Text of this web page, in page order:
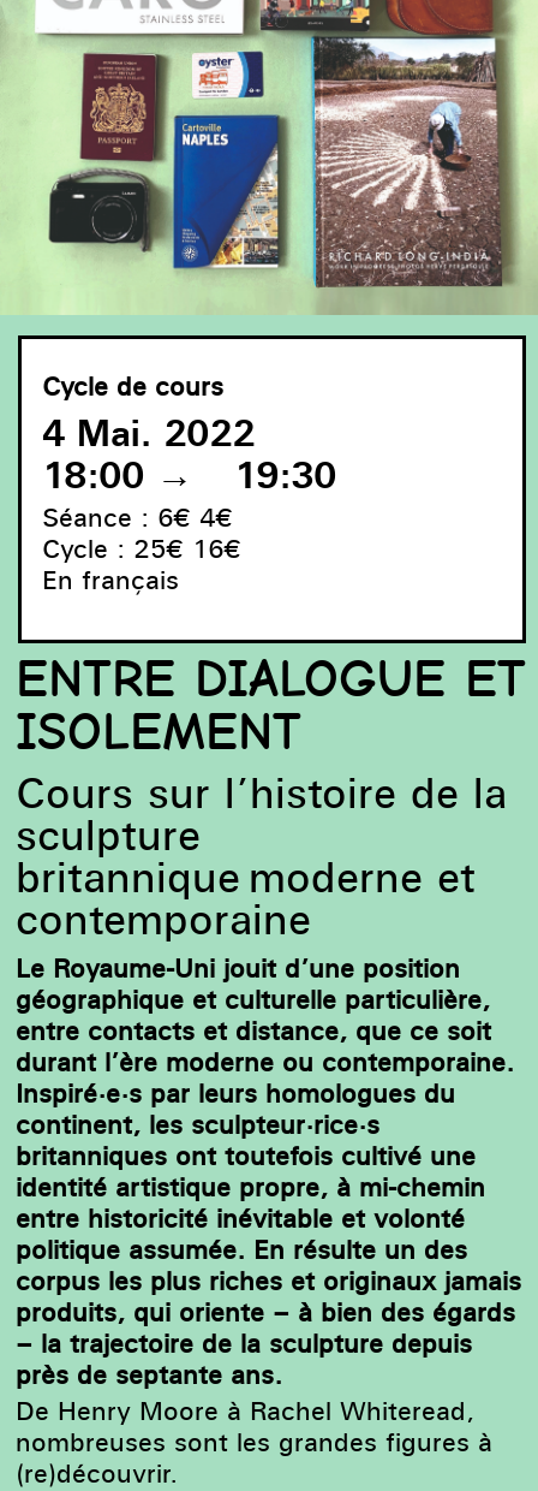
Cycle de cours
4 Mai. 2022
18:00 → 19:30
Séance : 6€ 4€
Cycle : 25€ 16€
En français
ENTRE DIALOGUE ET
ISOLEMENT
Cours sur l’histoire de la
sculpture
britannique moderne et
contemporaine
Le Royaume-Uni jouit d’une position
géographique et culturelle particulière,
entre contacts et distance, que ce soit
durant l’ère moderne ou contemporaine.
Inspiré·e·s par leurs homologues du
continent, les sculpteur·rice·s
britanniques ont toutefois cultivé une
identité artistique propre, à mi-chemin
entre historicité inévitable et volonté
politique assumée. En résulte un des
corpus les plus riches et originaux jamais
produits, qui oriente – à bien des égards
– la trajectoire de la sculpture depuis
près de septante ans.
De Henry Moore à Rachel Whiteread,
nombreuses sont les grandes figures à
(re)découvrir.